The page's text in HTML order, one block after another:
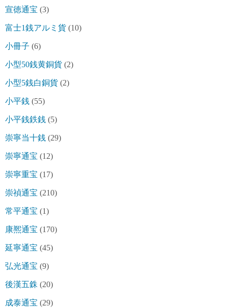
宣徳通宝 (3)
富士1銭アルミ貨 (10)
小冊子 (6)
小型50銭黄銅貨 (2)
小型5銭白銅貨 (2)
小平銭 (55)
小平銭鉄銭 (5)
崇寧当十銭 (29)
崇寧通宝 (12)
崇寧重宝 (17)
崇禎通宝 (210)
常平通宝 (1)
康熈通宝 (170)
延寧通宝 (45)
弘光通宝 (9)
後漢五銖 (20)
成泰通宝 (29)